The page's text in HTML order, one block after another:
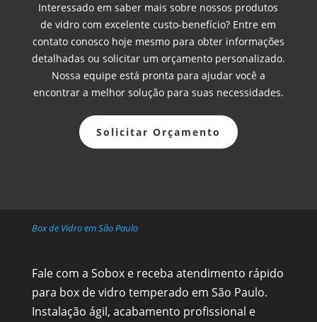
Interessado em saber mais sobre nossos produtos
de vidro com excelente custo-benefício? Entre em
contato conosco hoje mesmo para obter informações
detalhadas ou solicitar um orçamento personalizado.
Nossa equipe está pronta para ajudar você a
encontrar a melhor solução para suas necessidades.
Solicitar Orçamento
Box de Vidro em São Paulo
Fale com a Sobox e receba atendimento rápido
para box de vidro temperado em São Paulo.
Instalação ágil, acabamento profissional e